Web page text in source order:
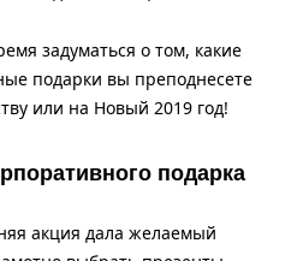
задуматься о том, какие
подарки вы преподнесете
или на Новый 2019 год!
подарка
акция дала желаемый